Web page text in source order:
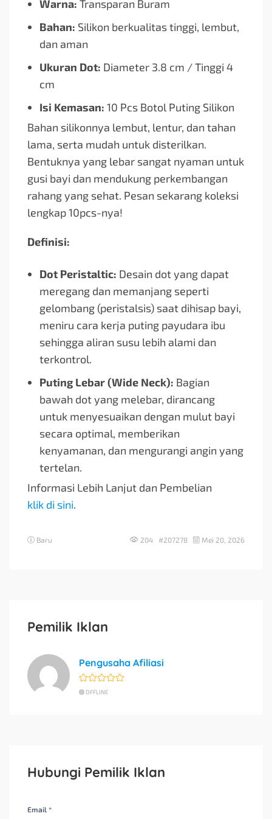
Warna: Transparan Buram
Bahan: Silikon berkualitas tinggi, lembut,
dan aman
Ukuran Dot: Diameter 3.8 cm / Tinggi 4
cm
Isi Kemasan: 10 Pcs Botol Puting Silikon
Bahan silikonnya lembut, lentur, dan tahan
lama, serta mudah untuk disterilkan.
Bentuknya yang lebar sangat nyaman untuk
gusi bayi dan mendukung perkembangan
rahang yang sehat. Pesan sekarang koleksi
lengkap 10pcs-nya!
Definisi:
Dot Peristaltic: Desain dot yang dapat
meregang dan memanjang seperti
gelombang (peristalsis) saat dihisap bayi,
meniru cara kerja puting payudara ibu
sehingga aliran susu lebih alami dan
terkontrol.
Puting Lebar (Wide Neck): Bagian
bawah dot yang melebar, dirancang
untuk menyesuaikan dengan mulut bayi
secara optimal, memberikan
kenyamanan, dan mengurangi angin yang
tertelan.
Informasi Lebih Lanjut dan Pembelian
klik di sini.
Baru 204 #207278 Mei 20, 2026
Pemilik Iklan
Pengusaha Afiliasi
OFFLINE
Hubungi Pemilik Iklan
Email *